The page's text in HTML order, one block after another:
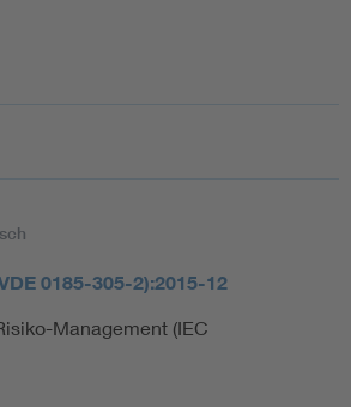
0185-305-2):2015-12
Management (IEC